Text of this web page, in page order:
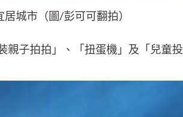
城市（圖/彭可可翻拍）
親子拍拍」、「扭蛋機」及「兒童投